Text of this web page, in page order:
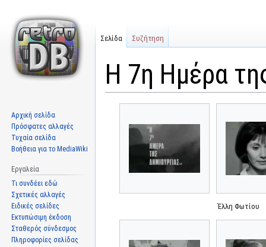
Η 7η Ημέρα
αναζήτηση
Έλλη Φωτίου
Σελίδα Συζήτηση
Αρχική σελίδα
Πρόσφατες αλλαγές
Τυχαία σελίδα
Βοήθεια για το MediaWiki
Εργαλεία
Τι συνδέει εδώ
Σχετικές αλλαγές
Ειδικές σελίδες
Εκτυπώσιμη έκδοση
Σταθερός σύνδεσμος
Πληροφορίες σελίδας